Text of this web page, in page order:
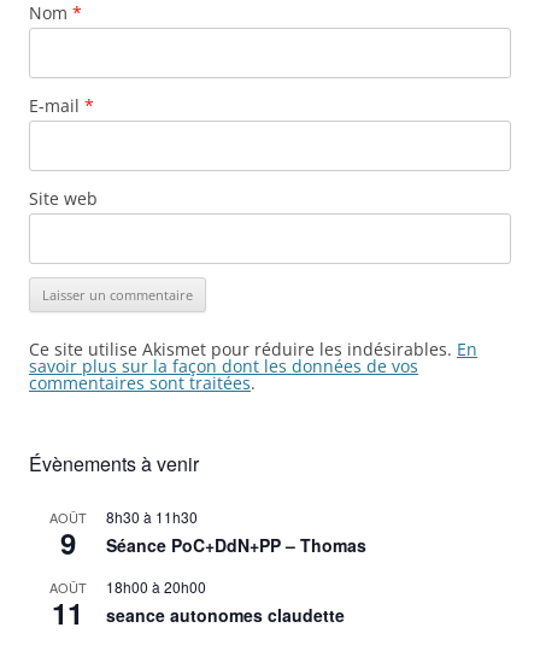
Nom *
E-mail *
Site web
Ce site utilise Akismet pour réduire les indésirables. En
savoir plus sur la façon dont les données de vos
commentaires sont traitées.
Évènements à venir
AOÛT
9
8h30 à 11h30
Séance PoC+DdN+PP – Thomas
AOÛT
11
18h00 à20h00
seance autonomes claudette